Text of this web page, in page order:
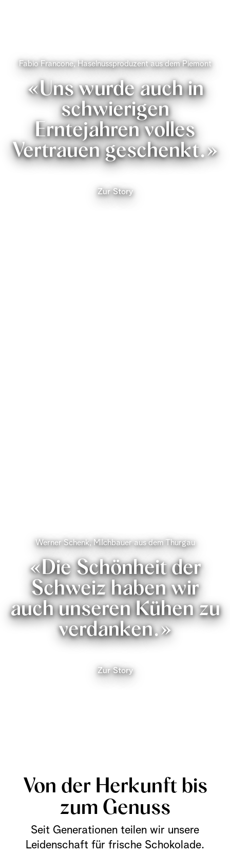
Fabio Francone, Haselnussproduzent aus dem Piemont
«Uns wurde auch in
schwierigen
Erntejahren volles
Vertrauen geschenkt.»
Zur Story
Werner Schenk, Milchbauer aus dem Thurgau
«Die Schönheit der
Schweiz haben wir
auch unseren Kühen zu
verdanken.»
Zur Story
Von der Herkunft bis
zum Genuss
Seit Generationen teilen wir unsere
Leidenschaft für frische Schokolade.